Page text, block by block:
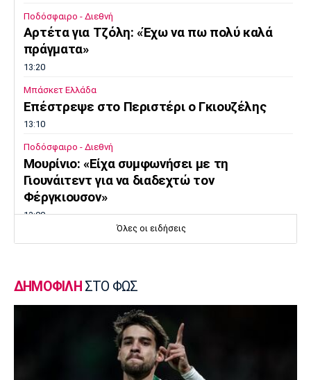
Ποδόσφαιρο - Διεθνή
Αρτέτα για Τζόλη: «Έχω να πω πολύ καλά
πράγματα»
13:20
Μπάσκετ Ελλάδα
Επέστρεψε στο Περιστέρι ο Γκιουζέλης
13:10
Ποδόσφαιρο - Διεθνή
Μουρίνιο: «Είχα συμφωνήσει με τη
Γιουνάιτεντ για να διαδεχτώ τον
Φέργκιουσον»
13:00
Europa League
Βίτορ Μπρούνο: «Μεγάλη πρόκληση για εμάς
η ρεβάνς με τον ΠΑΟΚ»
Όλες οι ειδήσεις
ΔΗΜΟΦΙΛΗ ΣΤΟ ΦΩΣ